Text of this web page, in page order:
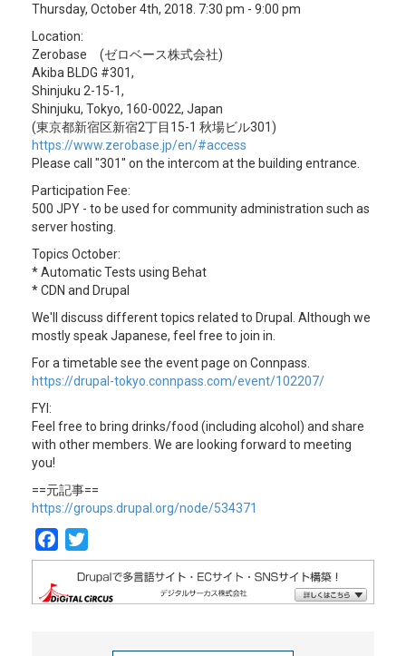
Thursday, October 4th, 2018. 7:30 pm - 9:00 pm
Location:
Zerobase (ゼロベース株式会社)
Akiba BLDG #301,
Shinjuku 2-15-1,
Shinjuku, Tokyo, 160-0022, Japan
(東京都新宿区新宿2丁目15-1 秋場ビル301)
https://www.zerobase.jp/en/#access
Please call "301" on the intercom at the building entrance.
Participation Fee:
500 JPY - to be used for community administration such as
server hosting.
Topics October:
* Automatic Tests using Behat
* CDN and Drupal
We'll discuss different topics related to Drupal. Although we
mostly speak Japanese, feel free to join in.
For a timetable see the event page on Connpass.
https://drupal-tokyo.connpass.com/event/102207/
FYI:
Feel free to bring drinks/food (including alcohol) and share
with other members. We are looking forward to meeting
you!
==元記事==
https://groups.drupal.org/node/534371
a
e
w
i
t